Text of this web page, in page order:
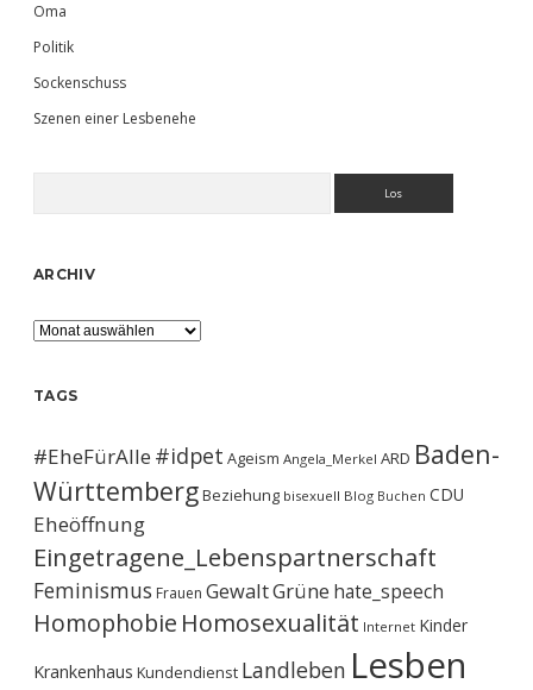
Oma
Politik
Sockenschuss
Szenen einer Lesbenehe
ARCHIV
Archiv
TAGS
#EheFürAlle#idpet Ageism Angela_Merkel ARD Baden-
WürttembergBeziehung bisexuell Blog Buchen CDU
Eheöffnung
Eingetragene_Lebenspartnerschaft
Feminismus Frauen GewaltGrüne hate_speech
Homophobie Homosexualität Internet Kinder
Krankenhaus Kundendienst Landleben Lesben